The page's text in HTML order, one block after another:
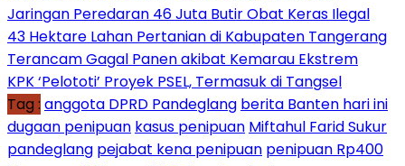
Jaringan Peredaran 46 Juta Butir Obat Keras Ilegal
43 Hektare Lahan Pertanian di Kabupaten Tangerang
Terancam Gagal Panen akibat Kemarau Ekstrem
KPK ‘Pelototi’ Proyek PSEL, Termasuk di Tangsel
Tag : anggota DPRD Pandeglang berita Banten hari ini
dugaan penipuan kasus penipuan Miftahul Farid Sukur
pandeglang pejabat kena penipuan penipuan Rp400